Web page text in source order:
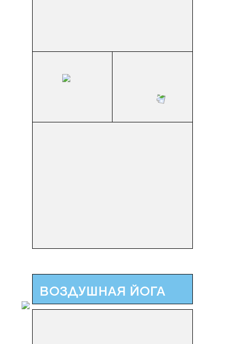
ВОЗДУШНАЯ ЙОГА